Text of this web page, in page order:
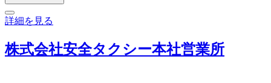
詳細を見る
株式会社安全タクシー本社営業所